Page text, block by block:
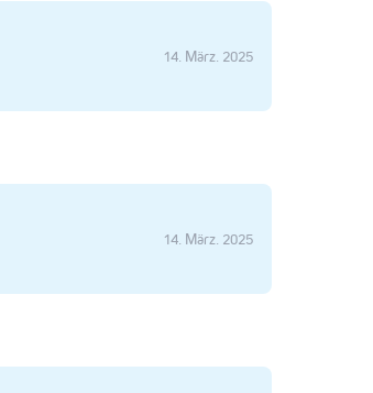
14. März. 2025
14. März. 2025